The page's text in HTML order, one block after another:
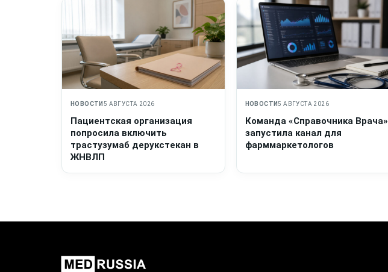
НОВОСТИ 5 АВГУСТА 2026
Пациентская организация
попросила включить
трастузумаб дерукстекан в
ЖНВЛП
НОВОСТИ5 АВГУСТА 2026
Команда «Справочника Врача»
запустила канал для
фарммаркетологов